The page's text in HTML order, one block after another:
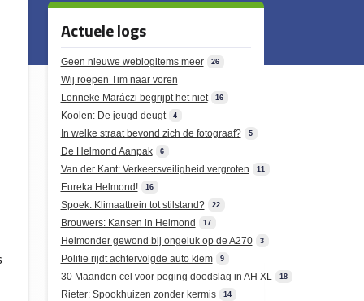
Actuele logs
Geen nieuwe weblogitems meer 26
Wij roepen Tim naar voren
Lonneke Maráczi begrijpt het niet
16
Koolen: De jeugd deugt 4
In welke straat bevond zich de fotograaf? 5
De Helmond Aanpak 6
Van der Kant: Verkeersveiligheid vergroten 11
Eureka Helmond! 16
Spoek: Klimaattrein tot stilstand? 22
Brouwers: Kansen in Helmond 17
Helmonder gewond bij ongeluk op de A270 3
Politie rijdt achtervolgde auto klem 9
30 Maanden cel voor poging doodslag in AH XL 18
Rieter: Spookhuizen zonder kermis 14